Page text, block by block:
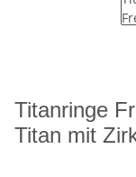
Titanringe
Titan mit